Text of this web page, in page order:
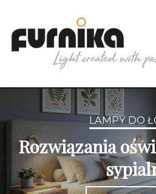
LAMPY DO
Rozwiązania